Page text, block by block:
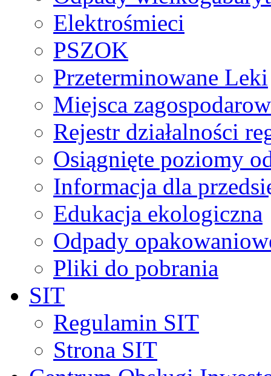
Elektrośmieci
PSZOK
Przeterminowane Leki
Miejsca
Rejestr działalności
Osiągnięte poziomy
Informacja dla
Edukacja ekologiczna
Odpady
Pliki do pobrania
SIT
Regulamin SIT
Strona SIT